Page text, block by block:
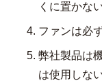
くに置かな
ファンは必
弊社製品は
は使用しな